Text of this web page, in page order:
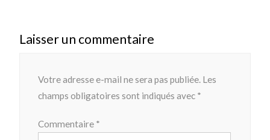
Laisser un commentaire
Votre adresse e-mail ne sera pas publiée. Les
champs obligatoires sont indiqués avec *
Commentaire *